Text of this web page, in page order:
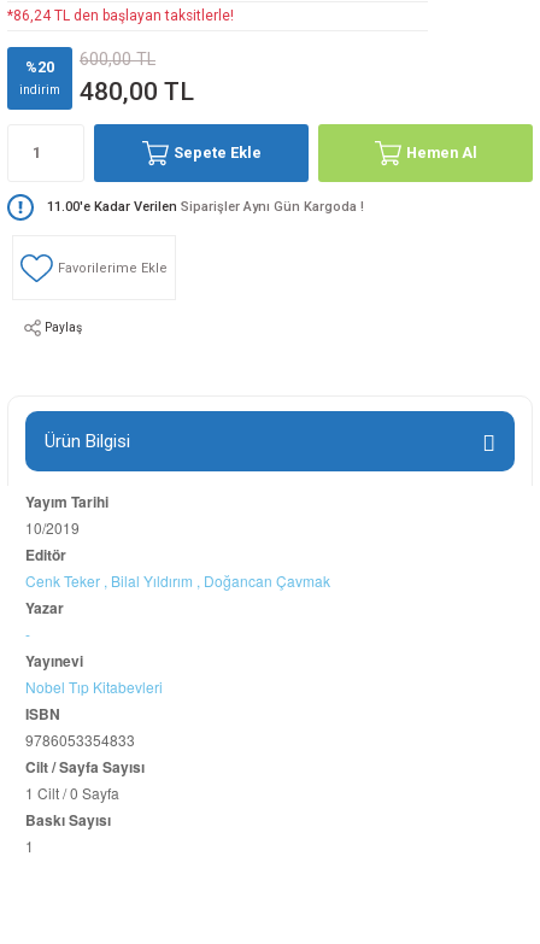
*86,24 TL den başlayan taksitlerle!
%20
indirim
600,00 TL
480,00 TL
Sepete Ekle Hemen Al
11.00'e Kadar Verilen Siparişler Aynı Gün Kargoda !
Paylaş
Ürün Bilgisi
Yayım Tarihi
10/2019
Editör
Cenk Teker , Bilal Yıldırım , Doğancan Çavmak
Yazar
-
Yayınevi
Nobel Tıp Kitabevleri
ISBN
9786053354833
Cilt / Sayfa Sayısı
1 Cilt / 0 Sayfa
Baskı Sayısı
1